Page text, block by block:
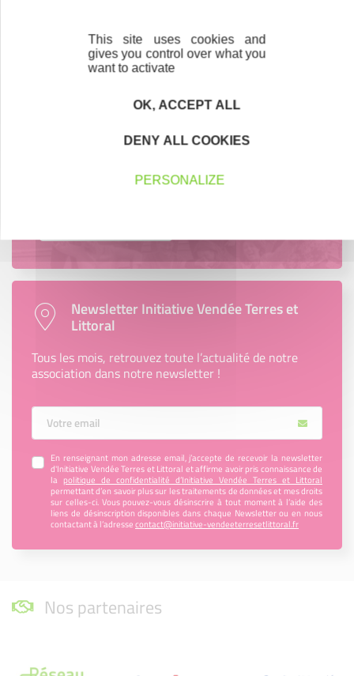
En savoir plus
projet entrepreneurial
Newsletter Initiative Vendée Terres et
Littoral
Tous les mois, retrouvez toute l’actualité de notre
association dans notre newsletter !
Votre Email
En renseignant mon adresse email, j’accepte de recevoir la newsletter
d'Initiative Vendée Terres et Littoral et affirme avoir pris connaissance de
la politique de confidentialité d’Initiative Vendée Terres et Littoral
permettant d’en savoir plus sur les traitements de données et mes droits
sur celles-ci. Vous pouvez-vous désinscrire à tout moment à l’aide des
liens de désinscription disponibles dans chaque Newsletter ou en nous
contactant à l’adressecontact@initiative-vendeeterresetlittoral.fr
Nos partenaires
This site uses cookies and
gives you control over what you
want to activate
OK, ACCEPT ALL
DENY ALL COOKIES
PERSONALIZE